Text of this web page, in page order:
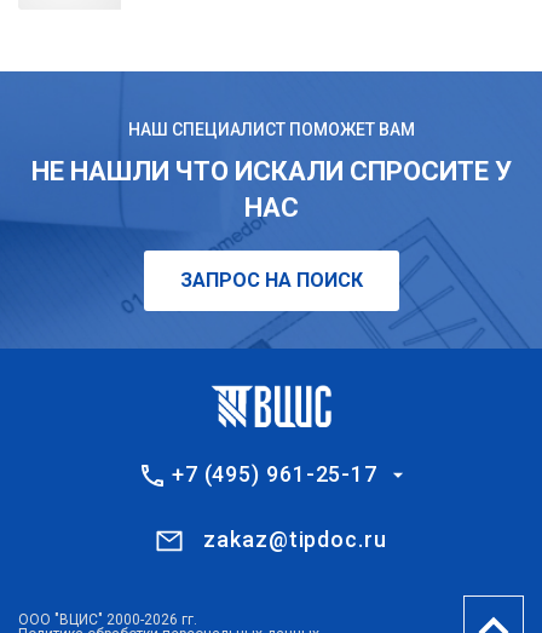
НАШ СПЕЦИАЛИСТ ПОМОЖЕТ ВАМ
НЕ НАШЛИ ЧТО ИСКАЛИ СПРОСИТЕ У
НАС
ЗАПРОС НА ПОИСК
+7 (495) 961-25-17
zakaz@tipdoc.ru
ООО "ВЦИС" 2000-2026 гг.